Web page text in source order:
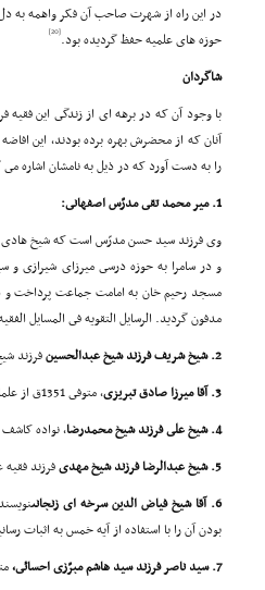
در این راه از شهرت صاحب آن فکر واهمه به دل
حوزه هاى علمیه حفظ گردیده بود.[20]
شاگردان
با وجود آن که در برهه اى از زندگى این فقیه
آنان که از محضرش بهره برده بودند، این
را به دست آورد که در ذیل به نامشان اشاره
1. میر محمد تقى مدرّس اصفهانى:
وى فرزند سید حسن مدرّس است که شیخ هادى
مدفون گردید. الرسایل التقویه فى المسایل
2. شیخ شریف فرزند شیخ عبدالحسین
فرزند
3. آقا میرزا صادق تبریزى
، متوفى 1351ق از علماى تبریز که برخى کتب شیخ هادى را شرح و حاشیه نموده است.
4. شیخ على فرزند شیخ محمدرضا
، نواده کاشف
5. شیخ عبدالرضا فرزند شیخ مهدى
فرزند فقیه
6. آقا شیخ فیاض الدین سرخه اى زنجانى
بودن آن را با استفاده از آیه خمس به اثبات رسانید.
7. سید ناصر فرزند سید هاشم مبرّزى احسائى،